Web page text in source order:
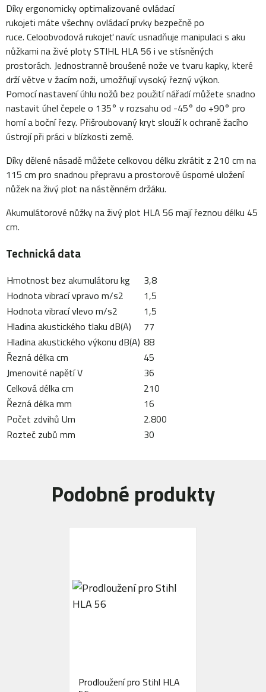
Díky ergonomicky optimalizované ovládací
rukojeti máte všechny ovládací prvky bezpečně po
ruce. Celoobvodová rukojeť navíc usnadňuje manipulaci s aku
nůžkami na živé ploty STIHL HLA 56 i ve stísněných
prostorách. Jednostranně broušené nože ve tvaru kapky, které
drží větve v žacím noži, umožňují vysoký řezný výkon.
Pomocí nastavení úhlu nožů bez použití nářadí můžete snadno
nastavit úhel čepele o 135° v rozsahu od -45° do +90° pro
horní a boční řezy. Přišroubovaný kryt slouží k ochraně žacího
ústrojí při práci v blízkosti země.
Díky dělené násadě můžete celkovou délku zkrátit z 210 cm na
115 cm pro snadnou přepravu a prostorově úsporné uložení
nůžek na živý plot na nástěnném držáku.
Akumulátorové nůžky na živý plot HLA 56 mají řeznou délku 45
cm.
Technická data
Hmotnost bez akumulátoru kg
3,8
Hodnota vibrací vpravo m/s2
1,5
Hodnota vibrací vlevo m/s2
1,5
Hladina akustického tlaku dB(A)
77
Hladina akustického výkonu dB(A) 88
Řezná délka cm
45
Jmenovité napětí V
36
Celková délka cm
210
Řezná délka mm
16
Počet zdvihů Um
2.800
Rozteč zubů mm
30
Podobné produkty
Prodloužení pro Stihl HLA